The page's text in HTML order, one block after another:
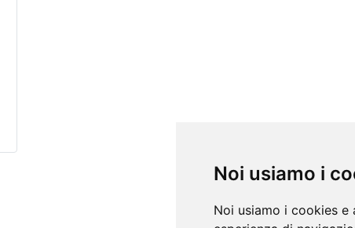
Noi usiamo i
Noi usiamo i cookies